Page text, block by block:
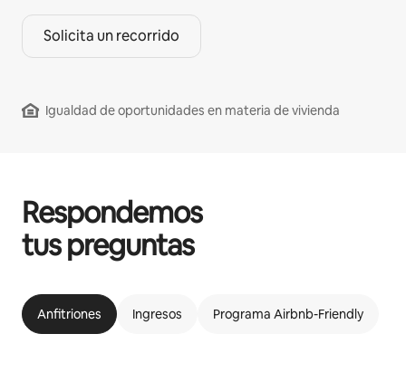
Solicita un recorrido
Igualdad de oportunidades en materia de vivienda
Respondemos
tus preguntas
Anfitriones Ingresos Programa Airbnb-Friendly